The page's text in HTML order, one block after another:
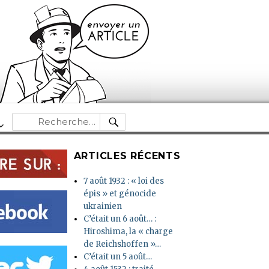
Recherche
pour :
RECHERCHE
ARTICLES RÉCENTS
7 août 1932 : « loi des
épis » et génocide
ukrainien
C’était un 6 août… :
Hiroshima, la « charge
de Reichshoffen »…
C’était un 5 août…